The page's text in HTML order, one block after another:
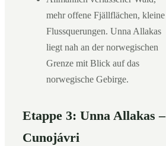
mehr offene Fjällflächen, kleine
Flussquerungen. Unna Allakas
liegt nah an der norwegischen
Grenze mit Blick auf das
norwegische Gebirge.
Etappe 3: Unna Allakas –
Cunojávri